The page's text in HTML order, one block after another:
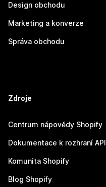
Design obchodu
Marketing a konverze
Správa obchodu
Zdroje
Centrum nápovědy Shopify
Dokumentace k rozhraní API
Komunita Shopify
Blog Shopify